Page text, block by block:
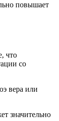
повышает
что
со
вера или
значительно